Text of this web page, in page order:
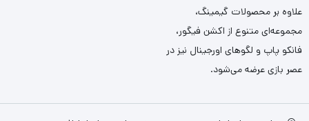
علاوه بر محصولات گیمینگ،
مجموعه‌ای متنوع از اکشن فیگور،
فانکو پاپ و لگوهای اورجینال نیز در
عصر بازی عرضه می‌شود.